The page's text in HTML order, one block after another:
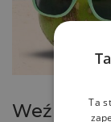
Weź
Ta